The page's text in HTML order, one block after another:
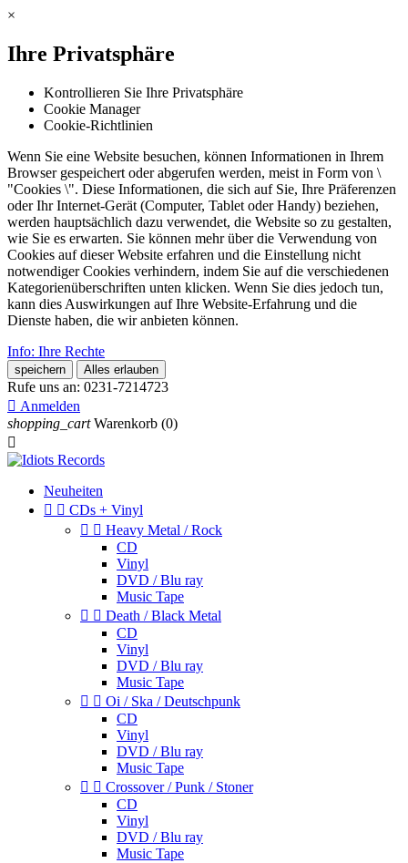
×
Ihre Privatsphäre
Kontrollieren Sie Ihre Privatsphäre
Cookie Manager
Cookie-Richtlinien
Wenn Sie eine Website besuchen, können Informationen in Ihrem
Browser gespeichert oder abgerufen werden, meist in Form von \
"Cookies \". Diese Informationen, die sich auf Sie, Ihre Präferenzen
oder Ihr Internet-Gerät (Computer, Tablet oder Handy) beziehen,
werden hauptsächlich dazu verwendet, die Website so zu gestalten,
wie Sie es erwarten. Sie können mehr über die Verwendung von
Cookies auf dieser Website erfahren und die Einstellung nicht
notwendiger Cookies verhindern, indem Sie auf die verschiedenen
Kategorienüberschriften unten klicken. Wenn Sie dies jedoch tun,
kann dies Auswirkungen auf Ihre Website-Erfahrung und die
Dienste haben, die wir anbieten können.
Info: Ihre Rechte
speichern Alles erlauben
Rufe uns an: 0231-7214723
 Anmelden
shopping_cart Warenkorb (0)

Neuheiten
  CDs + Vinyl
  Heavy Metal / Rock
CD
Vinyl
DVD / Blu ray
Music Tape
  Death / Black Metal
CD
Vinyl
DVD / Blu ray
Music Tape
  Oi / Ska / Deutschpunk
CD
Vinyl
DVD / Blu ray
Music Tape
  Crossover / Punk / Stoner
CD
Vinyl
DVD / Blu ray
Music Tape